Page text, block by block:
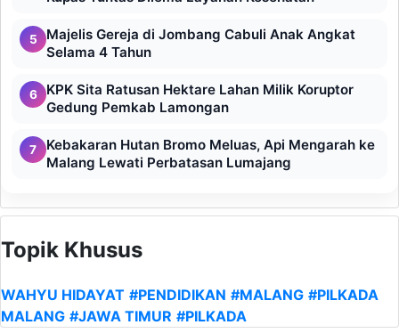
5
Majelis Gereja di Jombang Cabuli Anak Angkat
Selama 4 Tahun
6
KPK Sita Ratusan Hektare Lahan Milik Koruptor
Gedung Pemkab Lamongan
7
Kebakaran Hutan Bromo Meluas, Api Mengarah ke
Malang Lewati Perbatasan Lumajang
Topik Khusus
WAHYU HIDAYAT #PENDIDIKAN #MALANG #PILKADA
MALANG #JAWA TIMUR #PILKADA